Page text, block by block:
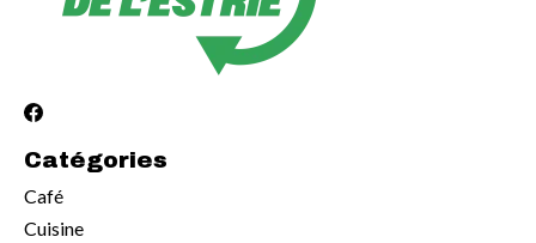
Catégories
Café
Cuisine